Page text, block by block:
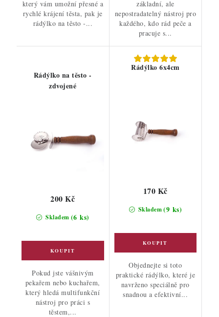
který vám umožní přesné a
rychlé krájení těsta, pak je
rádýlko na těsto -...
základní, ale
nepostradatelný nástroj pro
každého, kdo rád peče a
pracuje s...
Rádýlko na těsto -
zdvojené
Skladem (6 ks)
200 Kč
Pokud jste vášnivým
pekařem nebo kuchařem,
který hledá multifunkční
nástroj pro práci s
těstem,...
Rádýlko 6x4cm
Skladem(9 ks)
170 Kč
Objednejte si toto
praktické rádýlko, které je
navrženo speciálně pro
snadnou a efektivní...